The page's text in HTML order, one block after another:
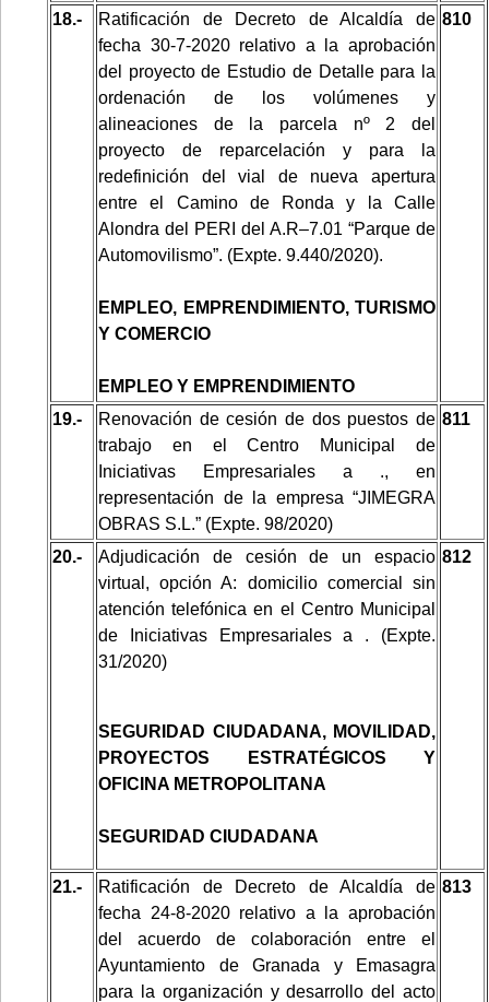
18.-
Ratificación de Decreto de Alcaldía de
fecha 30-7-2020 relativo a la aprobación
del proyecto de Estudio de Detalle para la
ordenación de los volúmenes y
alineaciones de la parcela nº 2 del
proyecto de reparcelación y para la
redefinición del vial de nueva apertura
entre el Camino de Ronda y la Calle
Alondra del PERI del A.R–7.01 “Parque de
Automovilismo”. (Expte. 9.440/2020).
EMPLEO, EMPRENDIMIENTO, TURISMO
Y COMERCIO
EMPLEO Y EMPRENDIMIENTO
810
19.-
Renovación de cesión de dos puestos de
trabajo en el Centro Municipal de
Iniciativas Empresariales a ., en
representación de la empresa “JIMEGRA
OBRAS S.L.” (Expte. 98/2020)
811
20.-
Adjudicación de cesión de un espacio
virtual, opción A: domicilio comercial sin
atención telefónica en el Centro Municipal
de Iniciativas Empresariales a . (Expte.
31/2020)
SEGURIDAD CIUDADANA, MOVILIDAD,
PROYECTOS ESTRATÉGICOS Y
OFICINA METROPOLITANA
SEGURIDAD CIUDADANA
812
21.-
Ratificación de Decreto de Alcaldía de
fecha 24-8-2020 relativo a la aprobación
del acuerdo de colaboración entre el
Ayuntamiento de Granada y Emasagra
para
la organización y desarrollo del acto
813